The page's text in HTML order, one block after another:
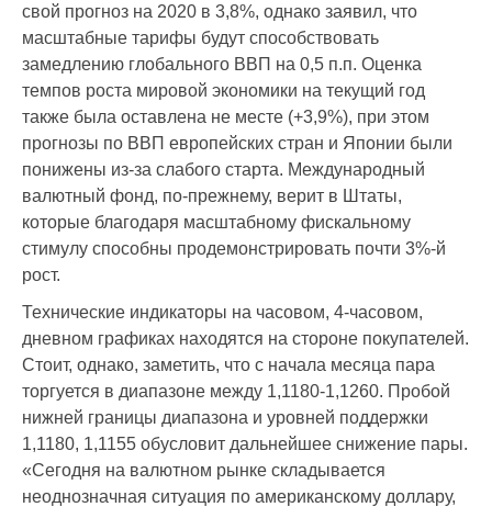
свой прогноз на 2020 в 3,8%, однако заявил, что
масштабные тарифы будут способствовать
замедлению глобального ВВП на 0,5 п.п. Оценка
темпов роста мировой экономики на текущий год
также была оставлена не месте (+3,9%), при этом
прогнозы по ВВП европейских стран и Японии были
понижены из-за слабого старта. Международный
валютный фонд, по-прежнему, верит в Штаты,
которые благодаря масштабному фискальному
стимулу способны продемонстрировать почти 3%-й
рост.
Технические индикаторы на часовом, 4-часовом,
дневном графиках находятся на стороне покупателей.
Стоит, однако, заметить, что с начала месяца пара
торгуется в диапазоне между 1,1180-1,1260. Пробой
нижней границы диапазона и уровней поддержки
1,1180, 1,1155 обусловит дальнейшее снижение пары.
«Сегодня на валютном рынке складывается
неоднозначная ситуация по американскому доллару,